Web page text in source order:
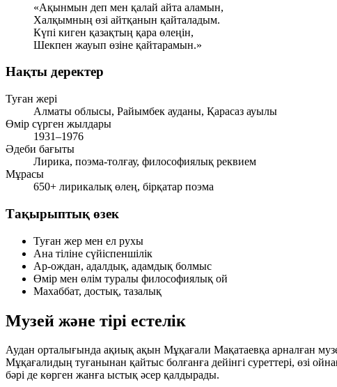
«Ақынмын деп мен қалай айта аламын,
Халқымның өзі айтқанын қайталадым.
Күпі киген қазақтың қара өлеңін,
Шекпен жауып өзіне қайтарамын.»
Нақты деректер
Туған жері
Алматы облысы, Райымбек ауданы, Қарасаз ауылы
Өмір сүрген жылдары
1931–1976
Әдеби бағыты
Лирика, поэма-толғау, философиялық реквием
Мұрасы
650+ лирикалық өлең, бірқатар поэма
Тақырыптық өзек
Туған жер мен ел рухы
Ана тіліне сүйіспеншілік
Ар-ождан, адалдық, адамдық болмыс
Өмір мен өлім туралы философиялық ой
Махаббат, достық, тазалық
Музей және тірі естелік
Аудан орталығында ақиық ақын Мұқағали Мақатаевқа арналған
Мұқағалидың туғанынан қайтыс болғанға дейінгі суреттері, өзі
бәрі де көрген жанға ыстық әсер қалдырады.